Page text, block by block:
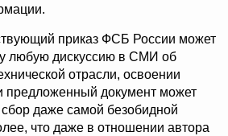
приказ ФСБ России может
любую дискуссию в СМИ об
отрасли, освоении
предложенный документ может
даже самой безобидной
что даже в отношении автора